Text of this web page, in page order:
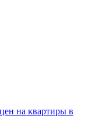
на квартиры в